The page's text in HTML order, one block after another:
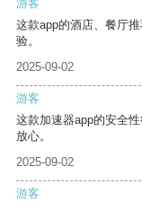
游客
这款app的酒店、餐厅
验。
2025-09-02
游客
这款加速器app的安全
放心。
2025-09-02
游客